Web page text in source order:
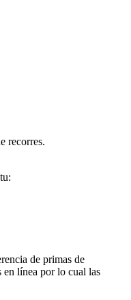
recorres.
de primas de
en línea por lo cual las